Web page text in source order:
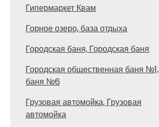
Гипермаркет Квам
Горное озеро, база отдыха
Городская баня, Городская баня
Городская общественная баня №1,
баня №6
Грузовая автомойка, Грузовая
автомойка